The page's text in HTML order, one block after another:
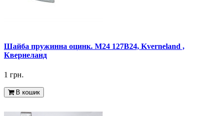
Шайба пружинна оцинк. M24 127B24, Kverneland ,
Квернеланд
1 грн.
В кошик